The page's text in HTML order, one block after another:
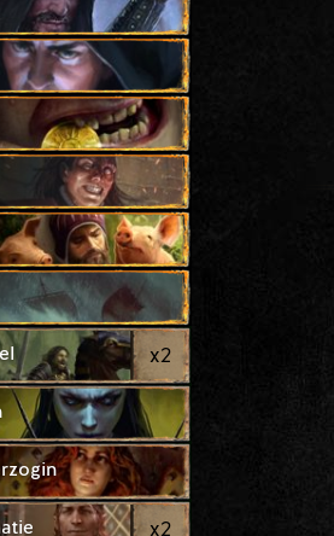
x2
x2